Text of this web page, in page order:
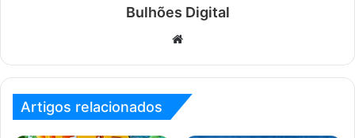
Bulhões Digital
Website
Artigos relacionados